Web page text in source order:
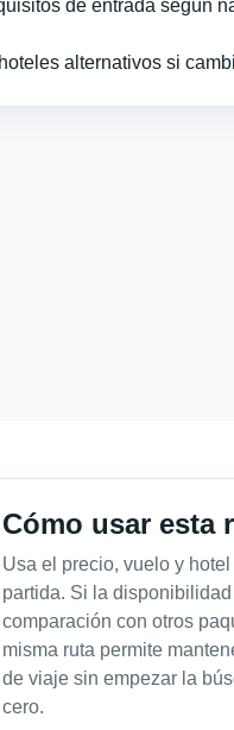
de entrada según
alternativos si
Cómo usar esta
Usa el precio, vuelo y
partida. Si la
comparación con otros
misma ruta permite
de viaje sin empezar la
cero.